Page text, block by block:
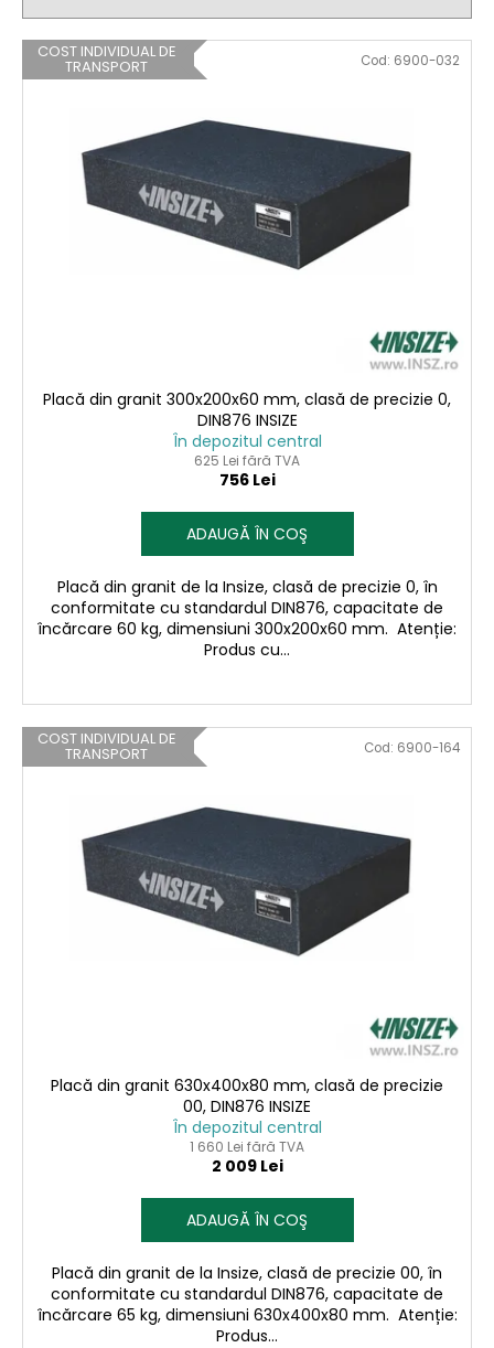
r
a
i
COST INDIVIDUAL DE
TRANSPORT
Placă din granit 300x200x60 mm, clasă de precizie 0,
DIN876 INSIZE
În depozitul central
625 Lei fără TVA
756 Lei
ADAUGĂ ÎN COŞ
Placă din granit de la Insize, clasă de precizie 0, în
conformitate cu standardul DIN876, capacitate de
încărcare 60 kg, dimensiuni 300x200x60 mm. Atenție:
Produs cu...
Cod: 6900-032
COST INDIVIDUAL DE
TRANSPORT
Placă din granit 630x400x80 mm, clasă de precizie
00, DIN876 INSIZE
În depozitul central
1 660 Lei fără TVA
2 009 Lei
ADAUGĂ ÎN COŞ
Placă din granit de la Insize, clasă de precizie 00, în
conformitate cu standardul DIN876, capacitate de
încărcare 65 kg, dimensiuni 630x400x80 mm. Atenție:
Produs...
Cod: 6900-164
ă
m